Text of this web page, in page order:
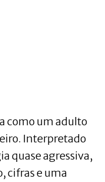
como um adulto
Interpretado
quase agressiva,
cifras e uma